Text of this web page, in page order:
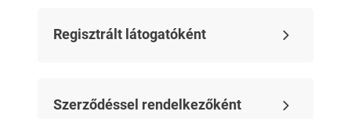
Regisztrált látogatóként
Szerződéssel rendelkezőként